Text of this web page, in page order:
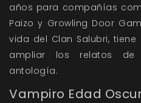
años para compañías
Paizo y Growling Door
vida del Clan Salubri,
ampliar los relatos
antología.
Vampiro Edad